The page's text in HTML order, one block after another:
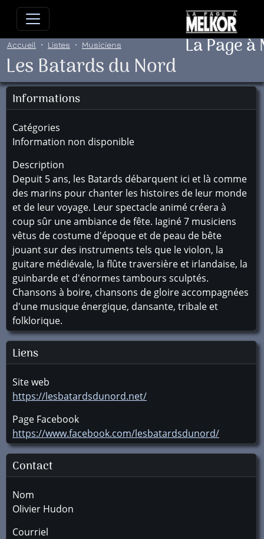
Allez directement au contenu
La Page
Accueil Listes Musiciens
Les Batards du Nord
Informations
Catégories
Information non disponible
Description
Depuit 5 ans, les Batards débarquent ici et là comme
des marins pour chanter les histoires de leur monde
et de leur voyage. Leur spectacle animé créera à
coup sûr une ambiance de fête. Iaginé 7 musiciens
vêtus de costume d'époque et de peau de bête
jouant sur des instruments tels que le violon, la
guitare médiévale, la flûte traversière et irlandaise, la
guinbarde et d'énormes tambours sculptés.
Chansons à boire, chansons de gloire accompagnées
d'une musique énergique, dansante, tribale et
folklorique.
Liens
Site web
https://lesbatardsdunord.net/
Page Facebook
https://www.facebook.com/lesbatardsdunord/
Contact
Nom
Olivier Hudon
Courriel